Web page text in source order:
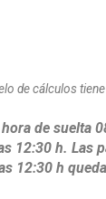
de cálculos
de suelta
12:30 h. Las
12:30 h